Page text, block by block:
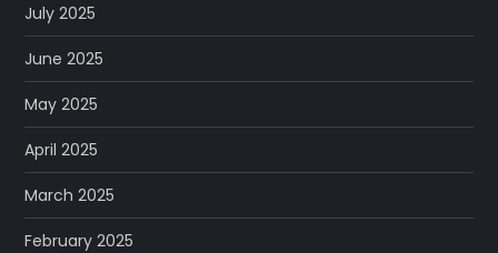
July 2025
June 2025
May 2025
April 2025
March 2025
February 2025